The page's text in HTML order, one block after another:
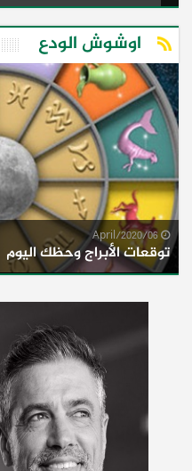
اوشوش الودع
توقعات الأبراج وحظك اليوم